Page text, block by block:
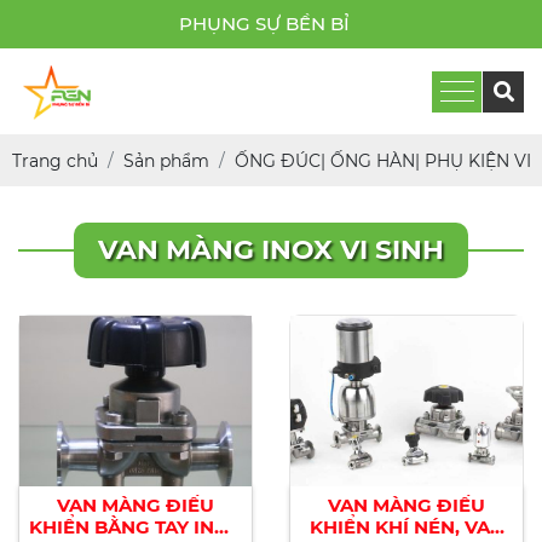
PHỤNG SỰ BỀN BỈ
Trang chủ Sản phẩm ỐNG ĐÚC| ỐNG HÀN| PHỤ KIỆN VI
VAN MÀNG INOX VI SINH
VAN MÀNG ĐIỀU
KHIỂN BẰNG TAY INOX
VAN MÀNG ĐIỀU
KHIỂN KHÍ NÉN, VAN